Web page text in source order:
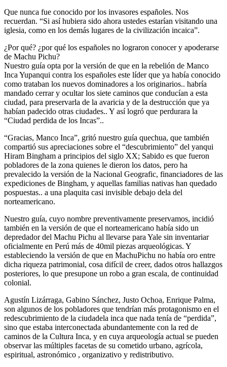
Que nunca fue conocido por los invasores españoles. Nos
recuerdan. “Si así hubiera sido ahora ustedes estarían visitando una
iglesia, como en los demás lugares de la civilización incaica”.
¿Por qué? ¿por qué los españoles no lograron conocer y apoderarse
de Machu Pichu?
Nuestro guía opta por la versión de que en la rebelión de Manco
Inca Yupanqui contra los españoles este líder que ya había conocido
como trataban los nuevos dominadores a los originarios.. habría
mandado cerrar y ocultar los siete caminos que conducían a esta
ciudad, para preservarla de la avaricia y de la destrucción que ya
habían padecido otras ciudades.. Y así logró que perdurara la
“Ciudad perdida de los Incas”..
“Gracias, Manco Inca”, gritó nuestro guía quechua, que también
compartió sus apreciaciones sobre el “descubrimiento” del yanqui
Hiram Bingham a principios del siglo XX; Sabido es que fueron
pobladores de la zona quienes le dieron los datos, pero ha
prevalecido la versión de la Nacional Geografic, financiadores de las
expediciones de Bingham, y aquellas familias nativas han quedado
pospuestas.. a una plaquita casi invisible debajo dela del
norteamericano.
Nuestro guía, cuyo nombre preventivamente preservamos, incidió
también en la versión de que el norteamericano había sido un
depredador del Machu Pichu al llevarse para Yale sin inventariar
oficialmente en Perú más de 40mil piezas arqueológicas. Y
estableciendo la versión de que en MachuPichu no había oro entre
dicha riqueza patrimonial, cosa difícil de creer, dados otros hallazgos
posteriores, lo que presupone un robo a gran escala, de continuidad
colonial.
Agustín Lizárraga, Gabino Sánchez, Justo Ochoa, Enrique Palma,
son algunos de los pobladores que tendrían más protagonismo en el
redescubrimiento de la ciudadela inca que nada tenía de “perdida”,
sino que estaba interconectada abundantemente con la red de
caminos de la Cultura Inca, y en cuya arqueología actual se pueden
observar las múltiples facetas de su cometido urbano, agrícola,
espiritual, astronómico , organizativo y redistributivo.